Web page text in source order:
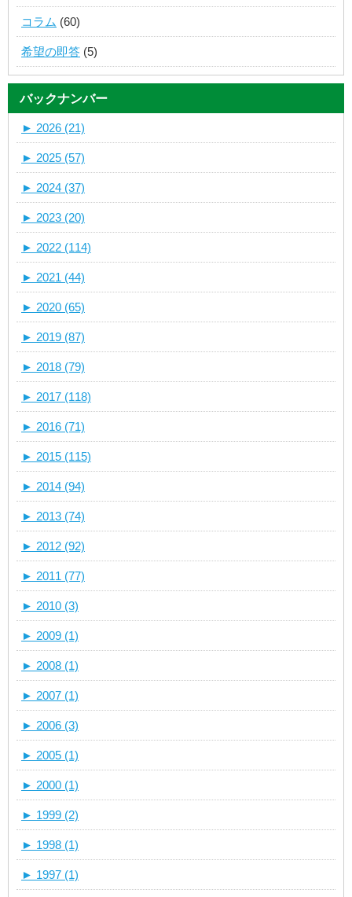
コラム (60)
希望の即答 (5)
バックナンバー
► 2026 (21)
► 2025 (57)
► 2024 (37)
► 2023 (20)
► 2022 (114)
► 2021 (44)
► 2020 (65)
► 2019 (87)
► 2018 (79)
► 2017 (118)
► 2016 (71)
► 2015 (115)
► 2014 (94)
► 2013 (74)
► 2012 (92)
► 2011 (77)
► 2010 (3)
► 2009 (1)
► 2008 (1)
► 2007 (1)
► 2006 (3)
► 2005 (1)
► 2000 (1)
► 1999 (2)
► 1998 (1)
► 1997 (1)